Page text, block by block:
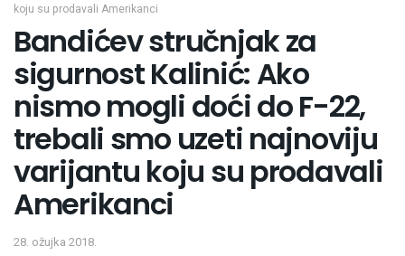
koju su prodavali Amerikanci
Bandićev stručnjak za
sigurnost Kalinić: Ako
nismo mogli doći do F-22,
trebali smo uzeti najnoviju
varijantu koju su prodavali
Amerikanci
28. ožujka 2018.